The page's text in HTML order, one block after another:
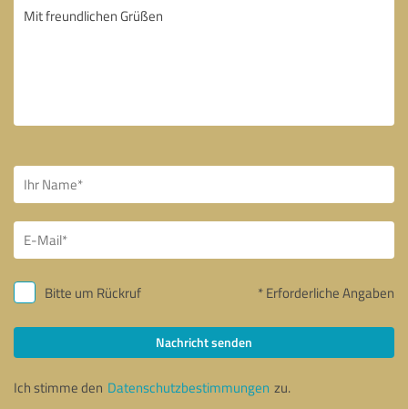
Bitte um Rückruf * Erforderliche Angaben
Nachricht senden
Ich stimme den Datenschutzbestimmungen zu.